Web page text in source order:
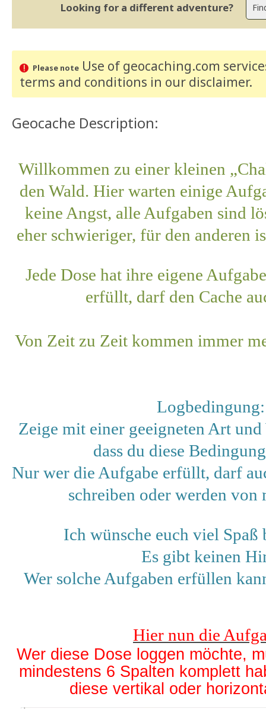
Looking for a different adventure?
Please noteUse of geocaching.com
terms and conditions in our disclaimer.
Geocache Description:
Willkommen zu einer kleinen
den Wald. Hier warten einige
keine Angst, alle Aufgaben sind
eher schwieriger, für den anderen
Jede Dose hat ihre eigene
erfüllt, darf den Cache
Von Zeit zu Zeit kommen immer
Logbedingung:
Zeige mit einer geeigneten Art
dass du diese
Nur wer die Aufgabe erfüllt, darf
schreiben oder werden von
Ich wünsche euch viel Spaß
Es gibt keinen
Wer solche Aufgaben erfüllen
Hier nun die
Wer diese Dose loggen möchte,
mindestens 6 Spalten komplett
diese vertikal oder